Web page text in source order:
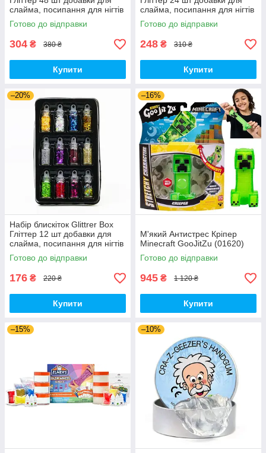
слайма, посипання для нігтів
(00303)
Готово до відправки
304 ₴ 380 ₴
Купити
слайма, посипання для нігтів
(00766)
Готово до відправки
248 ₴ 310 ₴
Купити
–20%
Набір блискіток Glittrer Box
Гліттер 12 шт добавки для
слайма, посипання для нігтів
(01509)
Готово до відправки
176 ₴ 220 ₴
Купити
–16%
М'який Антистрес Кріпер
Minecraft GooJitZu (01620)
Готово до відправки
945 ₴ 1 120 ₴
Купити
–15% –10%